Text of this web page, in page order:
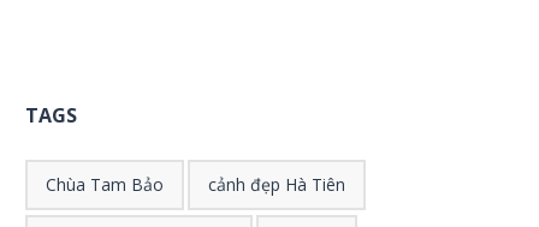
TAGS
Chùa Tam Bảo cảnh đẹp Hà Tiên